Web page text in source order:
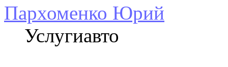
Пархоменко Юрий
Услугиавто